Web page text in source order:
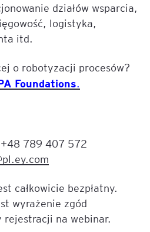
działów wsparcia,
logistyka,
itd.
o robotyzacji procesów?
Foundations.
789 407 572
całkowicie bezpłatny.
wyrażenie zgód
na webinar.